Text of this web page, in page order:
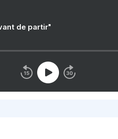
de partir"